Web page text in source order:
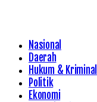
Nasional
Daerah
Hukum & Kriminal
Politik
Ekonomi